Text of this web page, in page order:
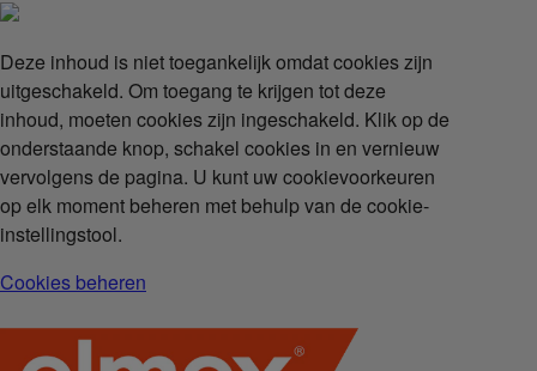
Deze inhoud is niet toegankelijk omdat cookies zijn
uitgeschakeld. Om toegang te krijgen tot deze
inhoud, moeten cookies zijn ingeschakeld. Klik op de
onderstaande knop, schakel cookies in en vernieuw
vervolgens de pagina. U kunt uw cookievoorkeuren
op elk moment beheren met behulp van de cookie-
instellingstool.
Cookies beheren